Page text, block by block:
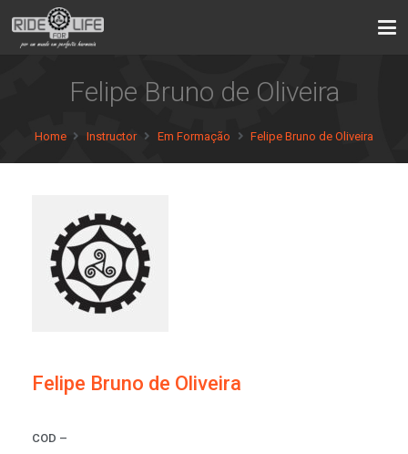
Felipe Bruno de Oliveira
Home Instructor Em Formação Felipe Bruno de Oliveira
Felipe Bruno de Oliveira
COD –